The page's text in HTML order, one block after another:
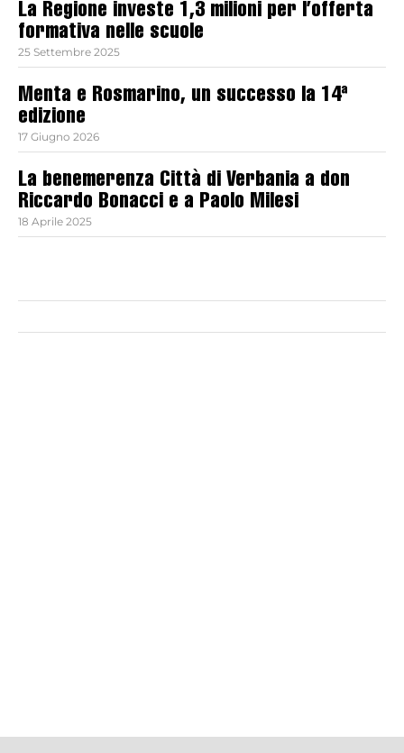
La Regione investe 1,3 milioni per l’offerta
formativa nelle scuole
25 Settembre 2025
Menta e Rosmarino, un successo la 14ª
edizione
17 Giugno 2026
La benemerenza Città di Verbania a don
Riccardo Bonacci e a Paolo Milesi
18 Aprile 2025